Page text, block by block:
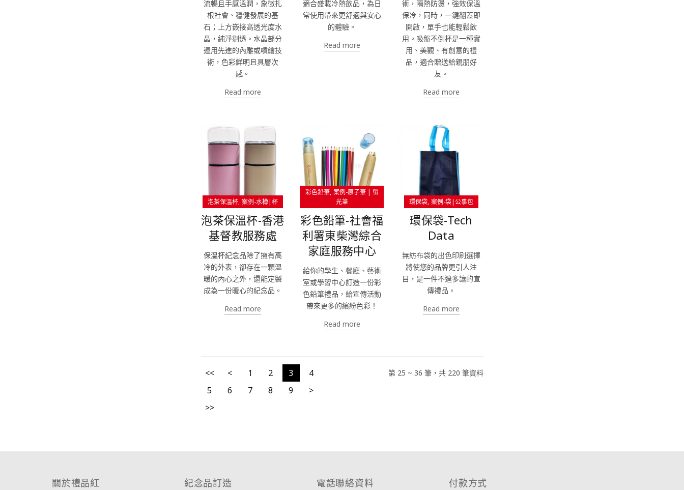
流暢且手感溫潤，象徵扎
根社會、穩健發展的基
石；上方嵌接高透光度水
晶，純淨剔透。水晶部分
運用先進的內雕或噴繪技
術，色彩鮮明且具層次
感。
Read more
適合盛載冷熱飲品，為日
常使用帶來更舒適與安心
的體驗。
Read more
術，隔熱防燙，強效保溫
保冷，同時，一鍵翻蓋即
開啟，單手也能輕鬆飲
用。吸盤不倒杯是一種實
用、美觀、有創意的禮
品，適合贈送給親朋好
友。
Read more
泡茶保溫杯 案例-水樽|杯
泡茶保溫杯-香港
基督教服務處
保溫杯紀念品除了擁有高
冷的外表，卻存在一顆溫
暖的內心之外，還能定製
成為一份暖心的紀念品。
Read more
彩色鉛筆 案例-原子筆 | 螢
光筆
彩色鉛筆-社會福
利署東柴灣綜合
家庭服務中心
給你的學生、餐廳、藝術
室或學習中心訂造一份彩
色鉛筆禮品，給宣傳活動
帶來更多的繽紛色彩！
Read more
環保袋 案例-袋|公事包
環保袋-Tech
Data
無紡布袋的出色印刷選擇
將使您的品牌更引人注
目，是一件不遑多讓的宣
傳禮品。
Read more
<< < 1 2 3
4
5
6 7 8 9
>
>>
第 25 ~ 36 筆，共 220 筆資料
關於禮品紅 紀念品訂造 電話聯絡資料 付款方式